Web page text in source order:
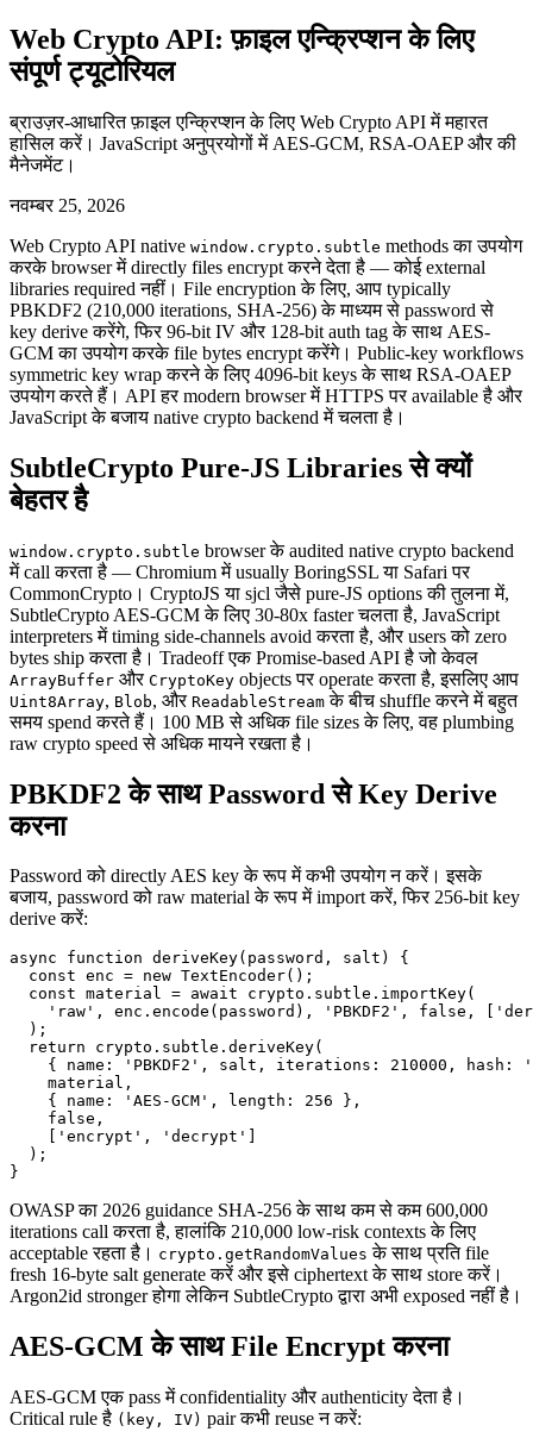
Web Crypto API: फ़ाइल एन्क्रिप्शन के लिए
संपूर्ण ट्यूटोरियल
ब्राउज़र-आधारित फ़ाइल एन्क्रिप्शन के लिए Web Crypto API में महारत
हासिल करें। JavaScript अनुप्रयोगों में AES-GCM, RSA-OAEP और की
मैनेजमेंट।
नवम्बर 25, 2026
Web Crypto API native window.crypto.subtle methods का उपयोग
करके browser में directly files encrypt करने देता है — कोई external
libraries required नहीं। File encryption के लिए, आप typically
PBKDF2 (210,000 iterations, SHA-256) के माध्यम से password से
key derive करेंगे, फिर 96-bit IV और 128-bit auth tag के साथ AES-
GCM का उपयोग करके file bytes encrypt करेंगे। Public-key workflows
symmetric key wrap करने के लिए 4096-bit keys के साथ RSA-OAEP
उपयोग करते हैं। API हर modern browser में HTTPS पर available है और
JavaScript के बजाय native crypto backend में चलता है।
SubtleCrypto Pure-JS Libraries से क्यों
बेहतर है
window.crypto.subtle browser के audited native crypto backend
में call करता है — Chromium में usually BoringSSL या Safari पर
CommonCrypto। CryptoJS या sjcl जैसे pure-JS options की तुलना में,
SubtleCrypto AES-GCM के लिए 30-80x faster चलता है, JavaScript
interpreters में timing side-channels avoid करता है, और users को zero
bytes ship करता है। Tradeoff एक Promise-based API है जो केवल
ArrayBuffer और CryptoKey objects पर operate करता है, इसलिए आप
Uint8Array, Blob, और ReadableStream के बीच shuffle करने में बहुत
समय spend करते हैं। 100 MB से अधिक file sizes के लिए, वह plumbing
raw crypto speed से अधिक मायने रखता है।
PBKDF2 के साथ Password से Key Derive
करना
Password को directly AES key के रूप में कभी उपयोग न करें। इसके
बजाय, password को raw material के रूप में import करें, फिर 256-bit key
derive करें:
async function deriveKey(password, salt) {
  const enc = new TextEncoder();
  const material = await crypto.subtle.importKey(
'raw', enc.encode(password), 'PBKDF2', false,
  );
  return crypto.subtle.deriveKey(
{ name: 'PBKDF2', salt, iterations: 210000, hash:
    material,
    { name: 'AES-GCM', length: 256 },
    false,
    ['encrypt', 'decrypt']
  );
OWASP का 2026 guidance SHA-256 के साथ कम से कम 600,000
iterations call करता है, हालांकि 210,000 low-risk contexts के लिए
acceptable रहता है। crypto.getRandomValues के साथ प्रति file
fresh 16-byte salt generate करें और इसे ciphertext के साथ store करें।
Argon2id stronger होगा लेकिन SubtleCrypto द्वारा अभी exposed नहीं है।
AES-GCM के साथ File Encrypt करना
AES-GCM एक pass में confidentiality और authenticity देता है।
Critical rule है (key, IV) pair कभी reuse न करें: